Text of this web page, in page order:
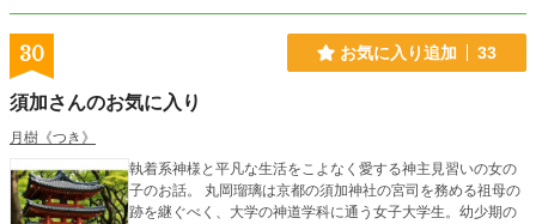
30 お気に入り追加 33
須加さんのお気に入り
月樹《つき》
執着系神様と平凡な生活をこよなく愛する神主見習いの女の
子のお話。 丸岡瑠璃は京都の須加神社の宮司を務める祖母の
跡を継ぐべく、大学の神道学科に通う女子大学生。幼少期の